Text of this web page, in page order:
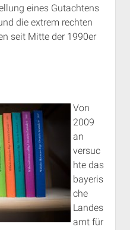
eines Gutachtens
die extrem rechten
seit Mitte der 1990er
Von
2009
an
versuc
hte das
bayeris
che
Landes
amt für